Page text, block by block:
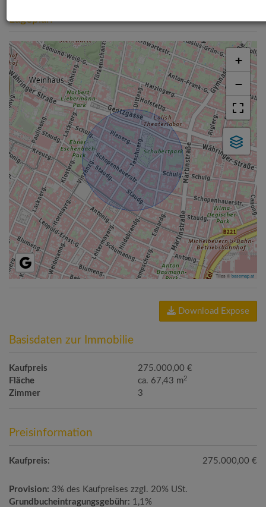
Lageplan
+
−
Tiles ©basemap.at
Download Expose
Basisdaten zur Immobilie
Kaufpreis
275.000,00 €
Fläche
ca. 67,43 m2
Zimmer 3
Preisinformation
Kaufpreis: 275.000,00 €
Provision: 3% des Kaufpreises zzgl. 20% USt.
Grundbucheintragungsgebühr: 1,1%